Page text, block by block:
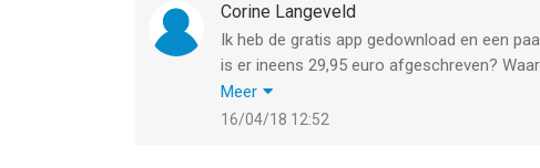
Corine Langeveld
Ik heb de gratis app gedownload en een
is er ineens 29,95 euro afgeschreven?
Corine Langeveld
Alk 35
Meer
16/04/18 12:52